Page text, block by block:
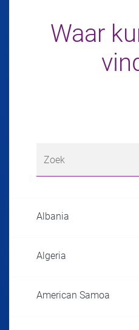
Waar
Albania
Algeria
American Samoa